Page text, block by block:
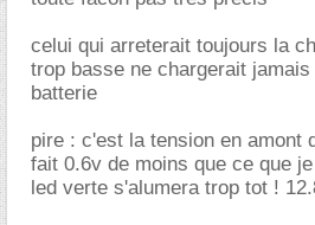
celui qui arreterait toujours la
trop basse ne chargerait
batterie
pire : c'est la tension en amont
fait 0.6v de moins que ce que
led verte s'alumera trop tot !